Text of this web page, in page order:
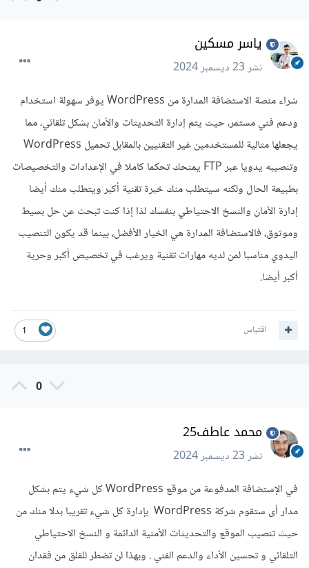
ياسر مسكين
نشر23 ديسمبر 2024
شراء منصة الاستضافة المدارة من WordPress يوفر سهولة استخدام
ودعم فني مستمر، حيث يتم إدارة التحديثات والأمان بشكل تلقائي، مما
يجعلها مثالية للمستخدمين غير التقنيين بالمقابل تحميل WordPress
وتنصيبه يدويا عبر FTP يمنحك تحكما كاملا في الإعدادات والتخصيصات
بطبيعة الحال ولكنه سيتطلب منك خبرة تقنية أكبر ويتطلب منك أيضا
إدارة الأمان والنسخ الاحتياطي بنفسك لذا إذا كنت تبحث عن حل بسيط
وموثوق، فالاستضافة المدارة هي الخيار الأفضل، بينما قد يكون التنصيب
اليدوي مناسبا لمن لديه مهارات تقنية ويرغب في تخصيص أكبر وحرية
أكبر أيضا.
1 اقتباس
0
محمد عاطف25
نشر23 ديسمبر 2024
في الإستضافة المدفوعة من موقع WordPress كل شيء يتم بشكل
مدار أى ستقوم شركة WordPress بإدارة كل شيء تقريبا بدلا منك من
حيث تنصيب الموقع والتحديثات الأمنية الدائمة و النسخ الاحتياطي
التلقائي و تحسين الأداء والدعم الفني . وبهذا لن تضطر للقلق من فقدان